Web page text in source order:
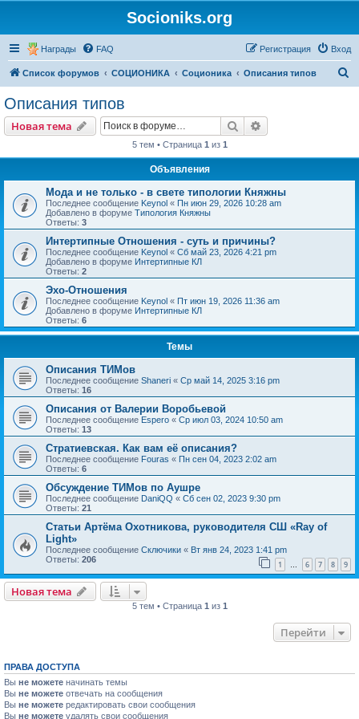
Socioniks.org
Награды FAQ Вход
Регистрация
Список форумов СОЦИОНИКА Соционика Описания типов
Описания типов
Новая тема Поиск
5 тем • Страница 1 из 1
Объявления
Мода и не только - в свете типологии Княжны
Последнее сообщение Keynol « Пн июн 29, 2026 10:28 am
Добавлено в форуме Типология Княжны
Ответы: 3
Интертипные Отношения - суть и причины?
Последнее сообщение Keynol « Сб май 23, 2026 4:21 pm
Добавлено в форуме Интертипные КЛ
Ответы: 2
Эхо-Отношения
Последнее сообщение Keynol « Пт июн 19, 2026 11:36 am
Добавлено в форуме Интертипные КЛ
Ответы: 6
Темы
Описания ТИМов
Последнее сообщение Shaneri « Ср май 14, 2025 3:16 pm
Ответы: 16
Описания от Валерии Воробьевой
Последнее сообщение Espero « Ср июл 03, 2024 10:50 am
Ответы: 13
Стратиевская. Как вам её описания?
Последнее сообщение Fouras « Пн сен 04, 2023 2:02 am
Ответы: 6
Обсуждение ТИМов по Аушре
Последнее сообщение DaniQQ « Сб сен 02, 2023 9:30 pm
Ответы: 21
Статьи Артёма Охотникова, руководителя СШ «Ray of
Light»
Последнее сообщение Сключики « Вт янв 24, 2023 1:41 pm
Ответы: 206 1 … 6 7 8 9
Новая тема
5 тем • Страница 1 из 1
Перейти
ПРАВА ДОСТУПА
Вы не можете начинать темы
Вы не можете отвечать на сообщения
Вы не можете редактировать свои сообщения
Вы не можете удалять свои сообщения